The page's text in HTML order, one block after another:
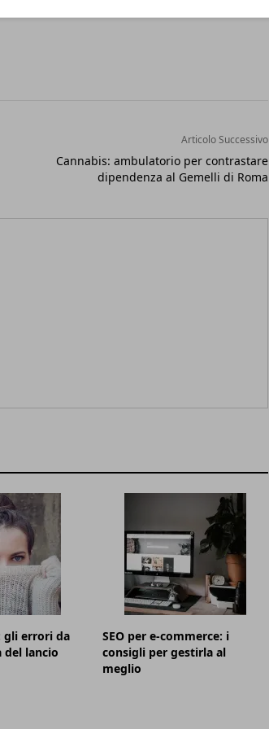
Articolo Successivo
Cannabis: ambulatorio per contrastare
dipendenza al Gemelli di Roma
gli errori da
del lancio
SEO per e-commerce: i
consigli per gestirla al
meglio